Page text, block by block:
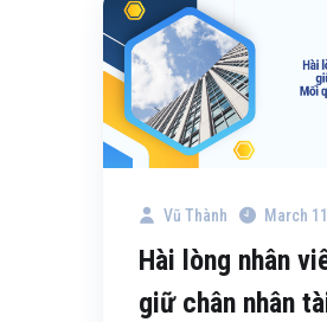
Vũ Thành March
Hài lòng nhân
giữ chân nhân